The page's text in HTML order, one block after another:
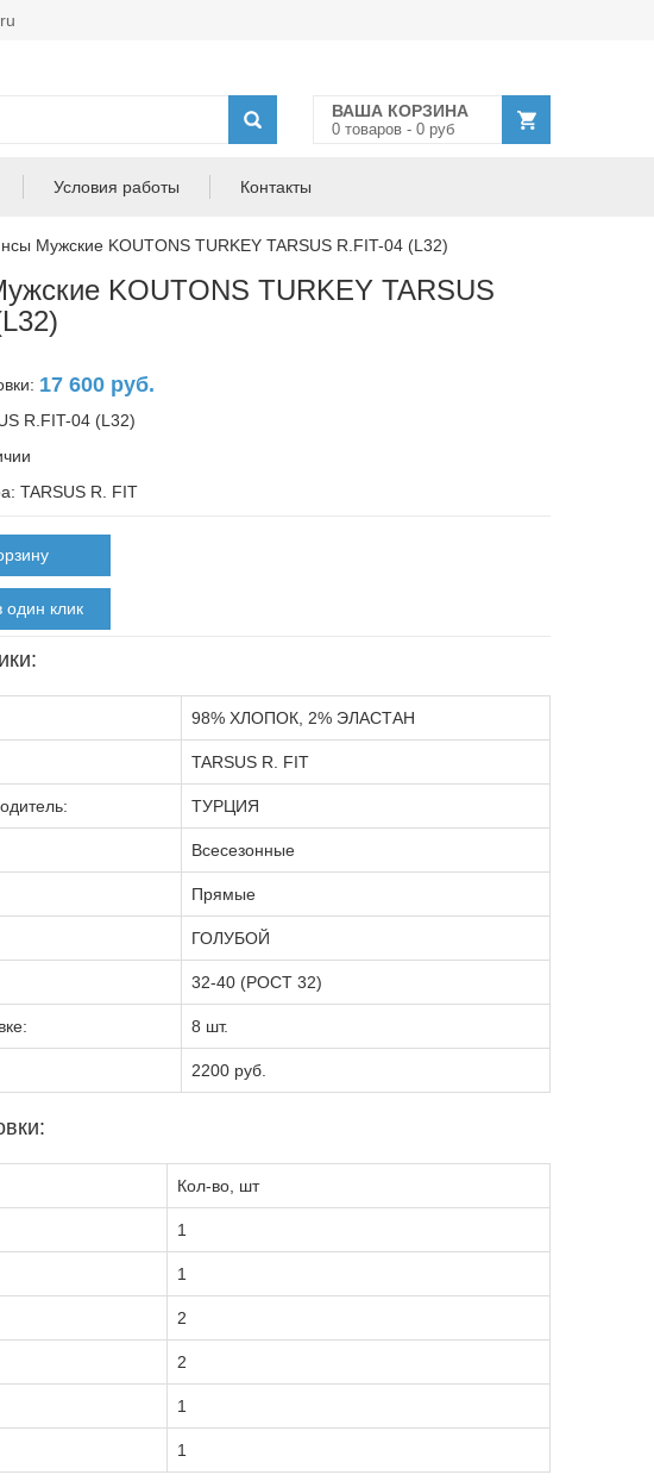
ВАША КОРЗИНА
0 товаров - 0 руб
Условия работы Контакты
Мужские KOUTONS TURKEY TARSUS R.FIT-04 (L32)
KOUTONS TURKEY TARSUS
17 600 руб.
R.FIT-04 (L32)
TARSUS R. FIT
один клик
98% ХЛОПОК, 2% ЭЛАСТАН
TARSUS R. FIT
ТУРЦИЯ
Всесезонные
Прямые
ГОЛУБОЙ
32-40 (РОСТ 32)
8 шт.
2200 руб.
Кол-во, шт
1
1
2
2
1
1